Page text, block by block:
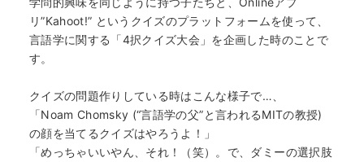
リ”Kahoot!” というクイズのプラットフォームを使って、
言語学に関する「4択クイズ大会」を企画した時のことで
す。
クイズの問題作りしている時はこんな様子で…、
「Noam Chomsky (“言語学の父”と言われるMITの教授)
の顔を当てるクイズはやろうよ！」
「めっちゃいいやん、それ！（笑）。で、ダミーの選択肢